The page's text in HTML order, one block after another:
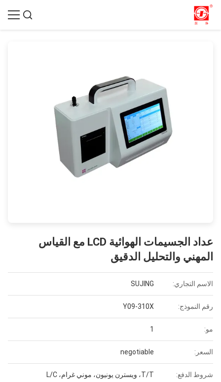
عداد الجسيمات الهوائية LCD مع القياس
المهني والتحليل الدقيق
الاسم التجاري: SUJING
رقم النموذج: Y09-310X
مو: 1
السعر: negotiable
شروط الدفع: T/T، ويسترن يونيون، موني غرام، L/C